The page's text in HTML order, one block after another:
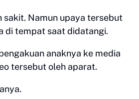
sakit. Namun upaya tersebut
di tempat saat didatangi.
anaknya ke media
tersebut oleh aparat.